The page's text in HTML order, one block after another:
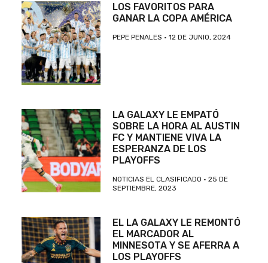
LOS FAVORITOS PARA
GANAR LA COPA AMÉRICA
PEPE PENALES 12 DE JUNIO, 2024
LA GALAXY LE EMPATÓ
SOBRE LA HORA AL AUSTIN
FC Y MANTIENE VIVA LA
ESPERANZA DE LOS
PLAYOFFS
NOTICIAS EL CLASIFICADO
25 DE
SEPTIEMBRE, 2023
EL LA GALAXY LE REMONTÓ
EL MARCADOR AL
MINNESOTA Y SE AFERRA A
LOS PLAYOFFS